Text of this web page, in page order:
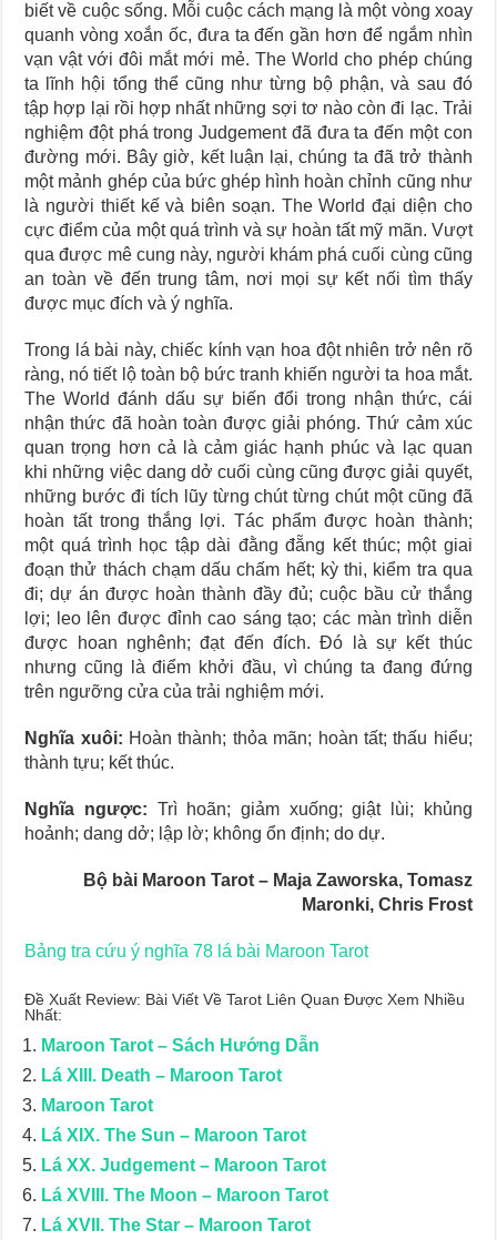
biết về cuộc sống. Mỗi cuộc cách mạng là một vòng xoay
quanh vòng xoắn ốc, đưa ta đến gần hơn để ngắm nhìn
vạn vật với đôi mắt mới mẻ. The World cho phép chúng
ta lĩnh hội tổng thể cũng như từng bộ phận, và sau đó
tập hợp lại rồi hợp nhất những sợi tơ nào còn đi lạc. Trải
nghiệm đột phá trong Judgement đã đưa ta đến một con
đường mới. Bây giờ, kết luận lại, chúng ta đã trở thành
một mảnh ghép của bức ghép hình hoàn chỉnh cũng như
là người thiết kế và biên soạn. The World đại diện cho
cực điểm của một quá trình và sự hoàn tất mỹ mãn. Vượt
qua được mê cung này, người khám phá cuối cùng cũng
an toàn về đến trung tâm, nơi mọi sự kết nối tìm thấy
được mục đích và ý nghĩa.
Trong lá bài này, chiếc kính vạn hoa đột nhiên trở nên rõ
ràng, nó tiết lộ toàn bộ bức tranh khiến người ta hoa mắt.
The World đánh dấu sự biến đổi trong nhận thức, cái
nhận thức đã hoàn toàn được giải phóng. Thứ cảm xúc
quan trọng hơn cả là cảm giác hạnh phúc và lạc quan
khi những việc dang dở cuối cùng cũng được giải quyết,
những bước đi tích lũy từng chút từng chút một cũng đã
hoàn tất trong thắng lợi. Tác phẩm được hoàn thành;
một quá trình học tập dài đằng đẵng kết thúc; một giai
đoạn thử thách chạm dấu chấm hết; kỳ thi, kiểm tra qua
đi; dự án được hoàn thành đầy đủ; cuộc bầu cử thắng
lợi; leo lên được đỉnh cao sáng tạo; các màn trình diễn
được hoan nghênh; đạt đến đích. Đó là sự kết thúc
nhưng cũng là điểm khởi đầu, vì chúng ta đang đứng
trên ngưỡng cửa của trải nghiệm mới.
Nghĩa xuôi: Hoàn thành; thỏa mãn; hoàn tất; thấu hiểu;
thành tựu; kết thúc.
Nghĩa ngược: Trì hoãn; giảm xuống; giật lùi; khủng
hoảnh; dang dở; lập lờ; không ổn định; do dự.
Bộ bài Maroon Tarot – Maja Zaworska, Tomasz
Maronki, Chris Frost
Bảng tra cứu ý nghĩa 78 lá bài Maroon Tarot
Đề Xuất Review: Bài Viết Về Tarot Liên Quan Được Xem Nhiều
Nhất:
Maroon Tarot – Sách Hướng Dẫn
Lá XIII. Death – Maroon Tarot
Maroon Tarot
Lá XIX. The Sun – Maroon Tarot
Lá XX. Judgement – Maroon Tarot
Lá XVIII. The Moon – Maroon Tarot
Lá XVII. The Star – Maroon Tarot